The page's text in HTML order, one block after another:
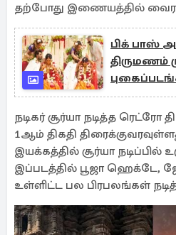
தற்போது இணையத்தில்
பிக் பாஸ்
திருமணம்
நடிகர் சூர்யா நடித்த ரெட்ரோ
1ஆம் திகதி
இயக்கத்தில் சூர்யா நடிப்பில்
இப்படத்தில் பூஜா ஹெக்டே,
உள்ளிட்ட பல பிரபலங்கள்